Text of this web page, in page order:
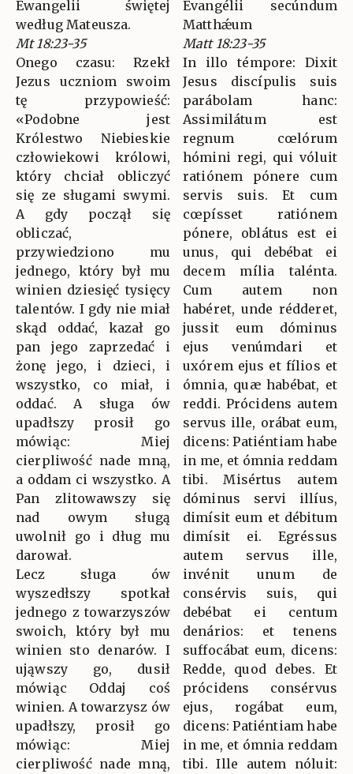
Ewangelii świętej
według Mateusza.
Mt 18:23-35
Onego czasu: Rzekł
Jezus uczniom swoim
tę przypowieść:
«Podobne jest
Królestwo Niebieskie
człowiekowi królowi,
który chciał obliczyć
się ze sługami swymi.
A gdy począł się
obliczać,
przywiedziono mu
jednego, który był mu
winien dziesięć tysięcy
talentów. I gdy nie miał
skąd oddać, kazał go
pan jego zaprzedać i
żonę jego, i dzieci, i
wszystko, co miał, i
oddać. A sługa ów
upadłszy prosił go
mówiąc: Miej
cierpliwość nade mną,
a oddam ci wszystko. A
Pan zlitowawszy się
nad owym sługą
uwolnił go i dług mu
darował.
Lecz sługa ów
wyszedłszy spotkał
jednego z towarzyszów
swoich, który był mu
winien sto denarów. I
ująwszy go, dusił
mówiąc Oddaj coś
winien. A towarzysz ów
upadłszy, prosił go
mówiąc: Miej
cierpliwość nade mną,
Evangélii secúndum
Matthǽum
Matt 18:23-35
In illo témpore: Dixit
Jesus discípulis suis
parábolam hanc:
Assimilátum est
regnum cœlórum
hómini regi, qui vóluit
ratiónem pónere cum
servis suis. Et cum
cœpísset ratiónem
pónere, oblátus est ei
unus, qui debébat ei
decem mília talénta.
Cum autem non
habéret, unde rédderet,
jussit eum dóminus
ejus venúmdari et
uxórem ejus et fílios et
ómnia, quæ habébat, et
reddi. Prócidens autem
servus ille, orábat eum,
dicens: Patiéntiam habe
in me, et ómnia reddam
tibi. Misértus autem
dóminus servi illíus,
dimísit eum et débitum
dimísit ei. Egréssus
autem servus ille,
invénit unum de
consérvis suis, qui
debébat ei centum
denários: et tenens
suffocábat eum, dicens:
Redde, quod debes. Et
prócidens consérvus
ejus, rogábat eum,
dicens: Patiéntiam habe
in me, et ómnia reddam
tibi. Ille autem nóluit: